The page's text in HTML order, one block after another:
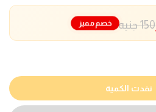
150 جنيه خصم مميز
نفدت الكمية